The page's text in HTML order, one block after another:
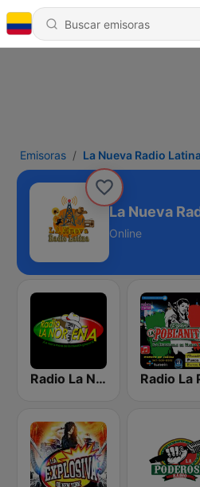
Emisoras La Nueva Radio Latina
La Nueva
Online
Radio La Nortena